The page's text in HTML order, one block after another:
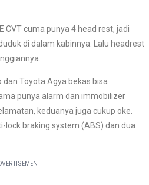
CVT cuma punya 4 head rest, jadi
di dalam kabinnya. Lalu headrest
Toyota Agya bekas bisa
punya alarm dan immobilizer
keduanya juga cukup oke.
lock braking system (ABS) dan dua